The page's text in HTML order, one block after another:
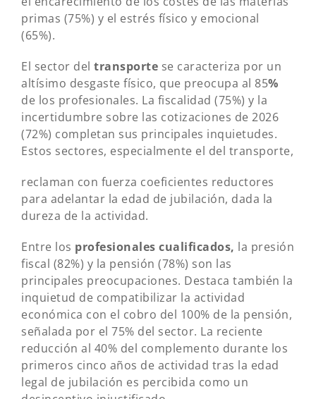
primas (75%) y el estrés físico y emocional
(65%).
El sector del transporte se caracteriza por un
altísimo desgaste físico, que preocupa al 85%
de los profesionales. La fiscalidad (75%) y la
incertidumbre sobre las cotizaciones de 2026
(72%) completan sus principales inquietudes.
Estos sectores, especialmente el del transporte,
reclaman con fuerza coeficientes reductores
para adelantar la edad de jubilación, dada la
dureza de la actividad.
Entre los profesionales cualificados, la presión
fiscal (82%) y la pensión (78%) son las
principales preocupaciones. Destaca también la
inquietud de compatibilizar la actividad
económica con el cobro del 100% de la pensión,
señalada por el 75% del sector. La reciente
reducción al 40% del complemento durante los
primeros cinco años de actividad tras la edad
legal de jubilación es percibida como un